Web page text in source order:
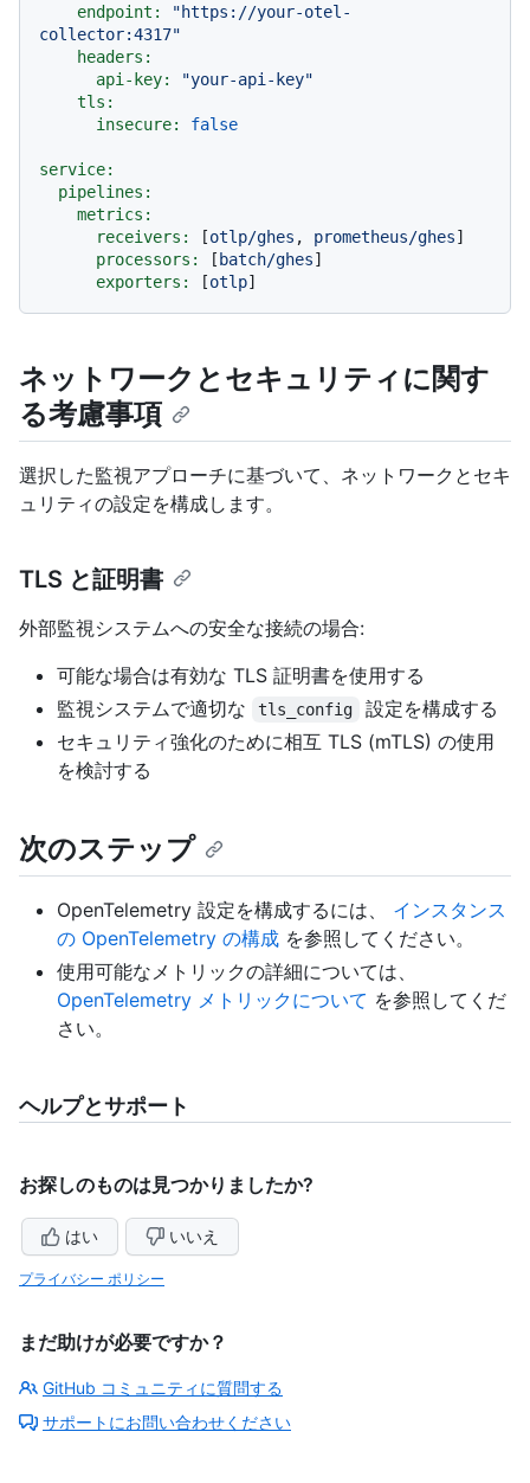
endpoint:
"https://your-otel-
collector:4317"
headers:
api-key:
"your-api-key"
tls:
insecure:
false
service:
pipelines:
metrics:
receivers:
[otlp/ghes , prometheus/ghes]
processors:
[ batch/ghes]
exporters:
[otlp
ネットワークとセキュリティに関す
る考慮事項
選択した監視アプローチに基づいて、ネットワークとセキ
ュリティの設定を構成します。
TLS と証明書
外部監視システムへの安全な接続の場合:
可能な場合は有効な TLS 証明書を使用する
監視システムで適切な
tls_config
設定を構成する
セキュリティ強化のために相互 TLS (mTLS) の使用
を検討する
次のステップ
OpenTelemetry 設定を構成するには、 インスタンス
の OpenTelemetry の構成 を参照してください。
使用可能なメトリックの詳細については、
OpenTelemetry メトリックについて を参照してくだ
さい。
ヘルプとサポート
お探しのものは見つかりましたか?
はい いいえ
プライバシー ポリシー
まだ助けが必要ですか？
GitHub コミュニティに質問する
サポートにお問い合わせください